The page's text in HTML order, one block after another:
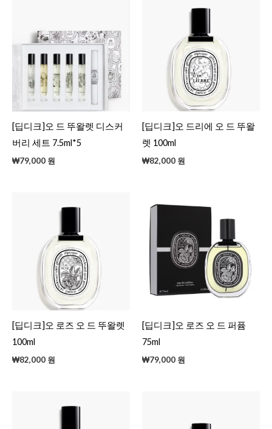
[딥디크]오 드 뚜왈렛 디스커
버리 세트 7.5ml*5
₩79,000 원
[딥디크]오 드리에 오 드 뚜왈
렛 100ml
₩82,000 원
[딥디크]오 로즈 오 드 뚜왈렛
100ml
₩82,000 원
[딥디크]오 로즈 오 드 퍼퓸
75ml
₩79,000 원